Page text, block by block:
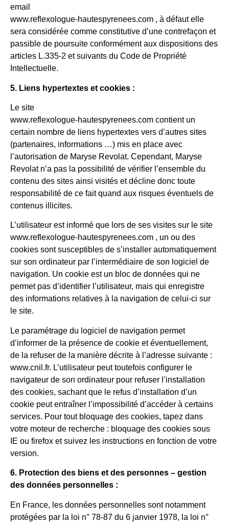
email
www.reflexologue-hautespyrenees.com , à défaut elle
sera considérée comme constitutive d’une contrefaçon et
passible de poursuite conformément aux dispositions des
articles L.335-2 et suivants du Code de Propriété
Intellectuelle.
5. Liens hypertextes et cookies :
Le site
www.reflexologue-hautespyrenees.com contient un
certain nombre de liens hypertextes vers d’autres sites
(partenaires, informations …) mis en place avec
l’autorisation de Maryse Revolat. Cependant, Maryse
Revolat n’a pas la possibilité de vérifier l’ensemble du
contenu des sites ainsi visités et décline donc toute
responsabilité de ce fait quand aux risques éventuels de
contenus illicites.
L’utilisateur est informé que lors de ses visites sur le site
www.reflexologue-hautespyrenees.com , un ou des
cookies sont susceptibles de s’installer automatiquement
sur son ordinateur par l’intermédiaire de son logiciel de
navigation. Un cookie est un bloc de données qui ne
permet pas d’identifier l’utilisateur, mais qui enregistre
des informations relatives à la navigation de celui-ci sur
le site.
Le paramétrage du logiciel de navigation permet
d’informer de la présence de cookie et éventuellement,
de la refuser de la manière décrite à l’adresse suivante :
www.cnil.fr. L’utilisateur peut toutefois configurer le
navigateur de son ordinateur pour refuser l’installation
des cookies, sachant que le refus d’installation d’un
cookie peut entraîner l’impossibilité d’accéder à certains
services. Pour tout bloquage des cookies, tapez dans
votre moteur de recherche : bloquage des cookies sous
IE ou firefox et suivez les instructions en fonction de votre
version.
6. Protection des biens et des personnes – gestion
des données personnelles :
En France, les données personnelles sont notamment
protégées par la loi n° 78-87 du 6 janvier 1978, la loi n°